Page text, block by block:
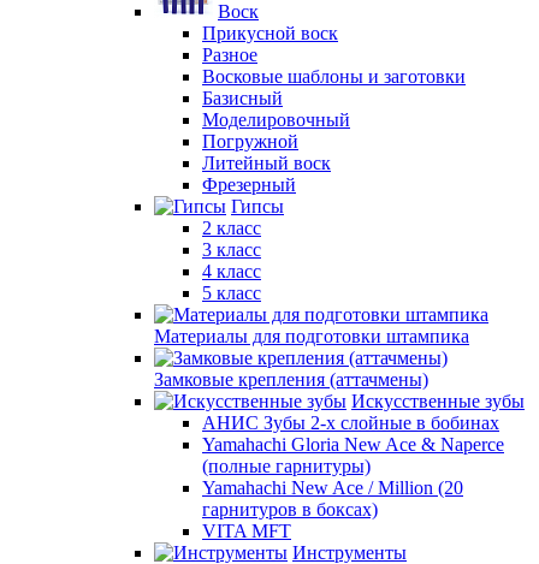
Воск
Прикусной воск
Разное
Восковые шаблоны и заготовки
Базисный
Моделировочный
Погружной
Литейный воск
Фрезерный
Гипсы
2 класс
3 класс
4 класс
5 класс
Материалы для подготовки штампика
Замковые крепления (аттачмены)
Искусственные зубы
АНИС Зубы 2-х слойные в бобинах
Yamahachi Gloria New Ace & Naperce
(полные гарнитуры)
Yamahachi New Ace / Million (20
гарнитуров в боксах)
VITA MFT
Инструменты